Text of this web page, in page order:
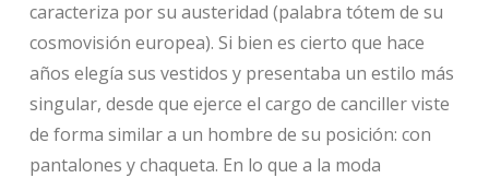
caracteriza por su austeridad (palabra tótem de su
cosmovisión europea). Si bien es cierto que hace
años elegía sus vestidos y presentaba un estilo más
singular, desde que ejerce el cargo de canciller viste
de forma similar a un hombre de su posición: con
pantalones y chaqueta. En lo que a la moda